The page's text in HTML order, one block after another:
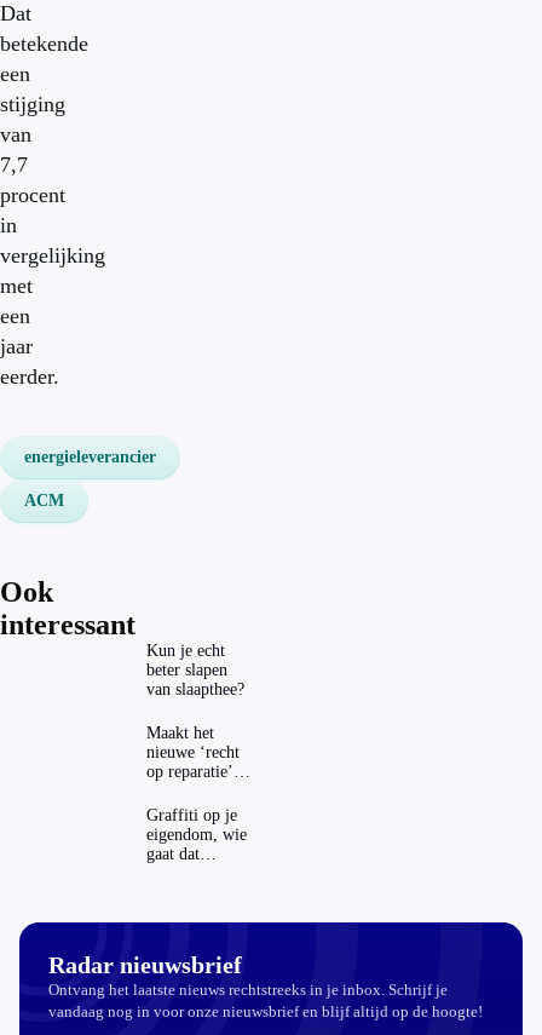
Dat
betekende
een
stijging
van
7,7
procent
in
vergelijking
met
een
jaar
eerder.
energieleverancier
ACM
Ook
interessant
Kun je echt
beter slapen
van slaapthee?
Maakt het
nieuwe ‘recht
op reparatie’
echt
aantrekkelijker?
Graffiti op je
eigendom, wie
gaat dat
Radar nieuwsbrief
Ontvang het laatste nieuws rechtstreeks in je inbox. Schrijf je
vandaag nog in voor onze nieuwsbrief en blijf altijd op de hoogte!